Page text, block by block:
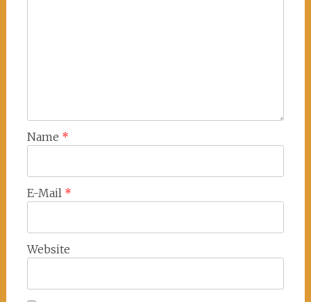
Name *
E-Mail *
Website